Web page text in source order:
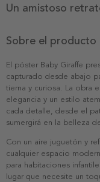
Un amistoso
Sobre el producto
El póster Baby Giraffe
capturado desde abajo
tierna y curiosa. La obra
elegancia y un estilo
cada detalle, desde el
sumergirá en la belleza
Con un aire juguetón y
cualquier espacio
para habitaciones
lugar que necesite un